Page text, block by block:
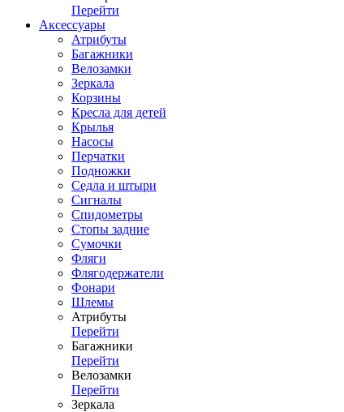
Перейти
Аксессуары
Атрибуты
Багажники
Велозамки
Зеркала
Корзины
Кресла для детей
Крылья
Насосы
Перчатки
Подножки
Седла и штыри
Сигналы
Спидометры
Стопы задние
Сумочки
Фляги
Флягодержатели
Фонари
Шлемы
Атрибуты
Перейти
Багажники
Перейти
Велозамки
Перейти
Зеркала